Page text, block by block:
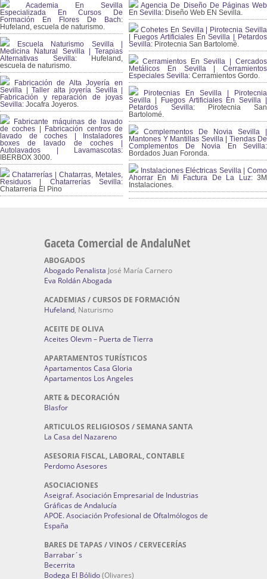
Academia En Sevilla
Especializada En Cursos De
Formación En Flores De Bach:
Hufeland, escuela de naturismo.
Escuela Naturismo Sevilla |
Medicina Natural Sevilla | Terapias
Alternativas Sevilla: Hufeland,
escuela de naturismo.
Fabricación de Alta Joyería en
Sevilla | Taller alta joyería Sevilla |
Fabricación y reparación de joyas
Sevilla: Jocafra Joyeros.
Fabricante máquinas de lavado
de coches | Fabricación centros de
lavado de coches | Instaladores
boxes de lavado de coches |
Autolavados | Lavamascotas:
IBERBOX 3000.
Chatarrerías | Chatarras, Metales,
Residuos | Chatarrerías Sevilla:
Chatarreria El Pino
Agencia De Diseño De Páginas Web
En Sevilla: Diseño Web EN Sevilla.
Cohetes En Sevilla | Pirotecnia Sevilla
| Fuegos Artificiales En Sevilla | Petardos
Sevilla: Pirotecnia San Bartolomé.
Cerramientos En Sevilla | Cercados
Metálicos En Sevilla | Cerramientos
Especiales Sevilla: Cerramientos Gordo.
Pirotecnias En Sevilla | Pirotecnia
Sevilla | Fuegos Artificiales En Sevilla |
Petardos Sevilla: Pirotecnia San
Bartolomé.
Complementos De Novia Sevilla |
Mantones Y Mantillas Sevilla | Tiendas De
Complementos De Novia En Sevilla:
Bordados Juan Foronda.
Instalaciones Eléctricas Sevilla | Como
Ahorrar En Mi Factura De La Luz:3M
Instalaciones.
Gaceta Comercial de AndaluNet
ABOGADOS
Abogado Penalista José María Carnero
Eva Roldán Abogada
ACADEMIAS / CURSOS DE FORMACIÓN
Hufeland, Naturismo
ACEITE DE OLIVA
Aceites Olevm – Puerta de Tierra
APARTAMENTOS TURÍSTICOS
Apartamentos Casa Gloria
Apartamentos Los Angeles
ARTE & DECORACIÓN
Blasfor
ARTICULOS RELIGIOSOS / SEMANA SANTA
La Casa del Nazareno
ASESORIA FISCAL, LABORAL, CONTABLE
Perdomo Asesores
ASOCIACIONES
Aseigraf. Asociación Empresarial de Industrias
Gráficas de Andalucía
APOE. Asociación Profesional de Oftalmólogos de
España
BARES DE TAPAS / VINOS / CERVECERÍAS
Barrabar´s
Becerrita
Bodega El Bólido(Olivares)